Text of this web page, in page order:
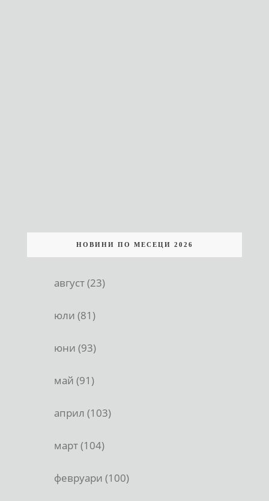
НОВИНИ ПО МЕСЕЦИ 2026
август (23)
юли (81)
юни (93)
май (91)
април (103)
март (104)
февруари (100)